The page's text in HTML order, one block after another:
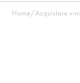
Home/Acquistare vini